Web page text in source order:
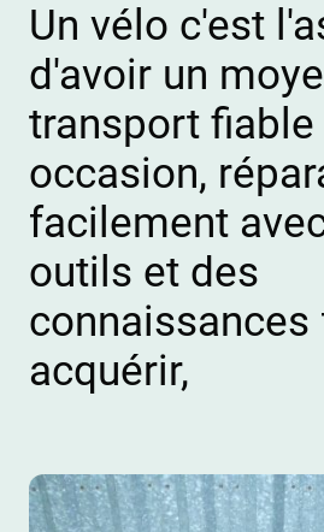
Un vélo c'est
d'avoir un
transport fiable
occasion,
facilement
outils et des
connaissances
acquérir,